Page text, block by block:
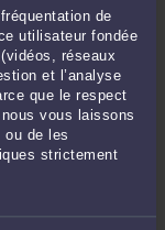
de
utilisateur fondée
réseaux
et l’analyse
que le respect
vous laissons
de les
strictement
doit être
locaux peut
il faut rechercher